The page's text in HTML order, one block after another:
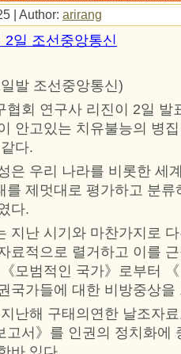
| Author: arirang
2일 조선중앙통신
발 조선중앙통신)
협회 연구사 리진이 2일 발
안고있는 치유불능의 병
다.
은 우리 나라를 비롯한 세
를 제멋대로 평가하고 분
다.
지난 시기와 마찬가지로
료적으로 렬거하고 이를
모범적인 국가》로부터
국가들에 대한 비방중상
난해 구태의연한 날조자
고서》를 인권의 정치화